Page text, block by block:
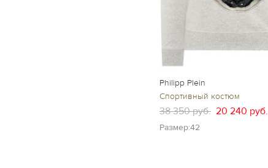
Philipp Plein
Спортивный костюм
38 350 руб. 20 240 руб.
Размер:42